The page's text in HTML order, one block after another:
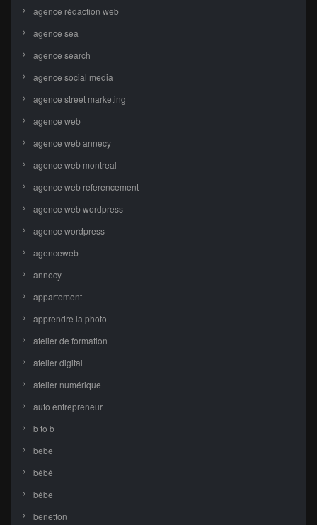
agence rédaction web
agence sea
agence search
agence social media
agence street marketing
agence web
agence web annecy
agence web montreal
agence web referencement
agence web wordpress
agence wordpress
agenceweb
annecy
appartement
apprendre la photo
atelier de formation
atelier digital
atelier numérique
auto entrepreneur
b to b
bebe
bébé
bébe
benetton